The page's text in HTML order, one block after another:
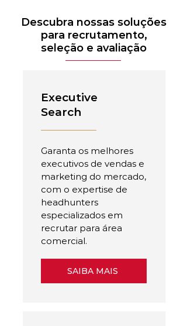
Descubra nossas soluções
para recrutamento,
seleção e avaliação
Executive
Search
Garanta os melhores
executivos de vendas e
marketing do mercado,
com o expertise de
headhunters
especializados em
recrutar para área
comercial.
SAIBA MAIS